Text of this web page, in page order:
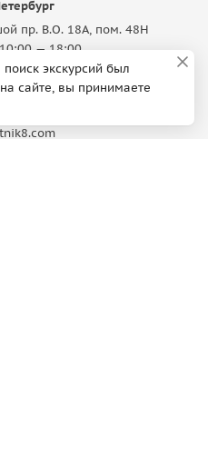
пр. В.О. 18A, пом. 48Н
— 18:00
экскурсий был
сайте, вы принимаете